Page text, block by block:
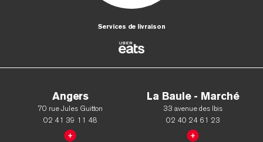
Services de livraison
Angers
70 rue Jules Guitton
02 41 39 11 48
La Baule - Marché
33 avenue des Ibis
02 40 24 61 23